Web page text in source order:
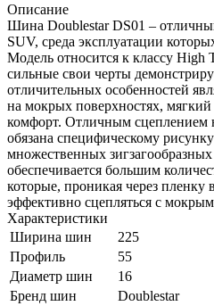
Описание
Шина Doublestar DS01 –
SUV, среда эксплуатации
Модель относится к классу High
сильные свои черты
отличительных особенностей
на мокрых поверхностях,
комфорт. Отличным сцеплением
обязана специфическому
множественных
обеспечивается большим
которые, проникая через
эффективно сцепляться с
Характеристики
Ширина шин
225
Профиль
55
Диаметр шин
16
Бренд шин
Doublestar